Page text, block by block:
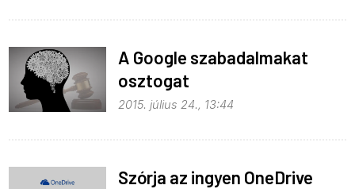
A Google szabadalmakat
osztogat
2015. július 24., 13:44
Szórja az ingyen OneDrive